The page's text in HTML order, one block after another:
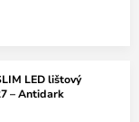
LED lištový
– Antidark